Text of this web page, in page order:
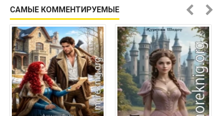
САМЫЕ КОММЕНТИРУЕМЫЕ